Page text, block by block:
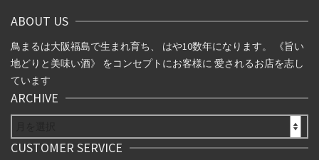
ABOUT US
鳥まるは大阪福島で生まれ育ち、 はや10数年になります。 《旨い
地どりと美味い酒》 をコンセプトにお客様に 愛されるお店を志し
ています
ARCHIVE
CUSTOMER SERVICE